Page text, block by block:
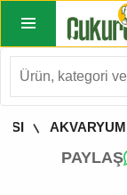
PAYLAŞ